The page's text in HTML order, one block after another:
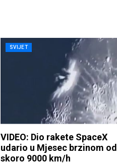
SVIJET
VIDEO: Dio rakete SpaceX
udario u Mjesec brzinom od
skoro 9000 km/h